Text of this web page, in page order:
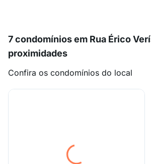
7 condomínios em Rua Érico
proximidades
Confira os condomínios do local